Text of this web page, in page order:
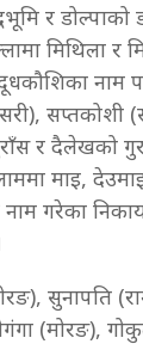
र डोल्पाको
मिथिला र
नाम
सप्तकोशी
र दैलेखको
माइ,
गरेका
सुनापति
(मोरङ),